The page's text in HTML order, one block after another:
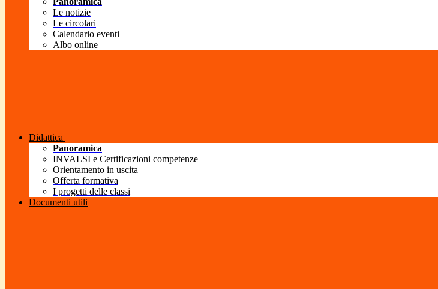
Le notizie
Le circolari
Calendario eventi
Albo online
Didattica
Panoramica
INVALSI e Certificazioni competenze
Orientamento in uscita
Offerta formativa
I progetti delle classi
Documenti utili